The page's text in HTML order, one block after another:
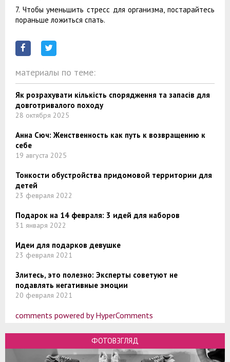
7. Чтобы уменьшить стресс для организма, постарайтесь
пораньше ложиться спать.
материалы по теме:
Як розрахувати кількість спорядження та запасів для
довготривалого походу
28 октября 2025
Анна Сюч: Женственность как путь к возвращению к
себе
19 августа 2025
Тонкости обустройства придомовой территории для
детей
23 февраля 2022
Подарок на 14 февраля: 3 идей для наборов
31 января 2022
Идеи для подарков девушке
23 февраля 2021
Злитесь, это полезно: Эксперты советуют не
подавлять негативные эмоции
20 февраля 2021
comments powered by HyperComments
ФОТОВЗГЛЯД